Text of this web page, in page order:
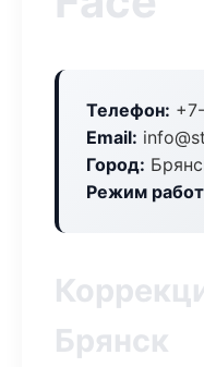
Телефон:
Email:
Город:
Режим
Брянск